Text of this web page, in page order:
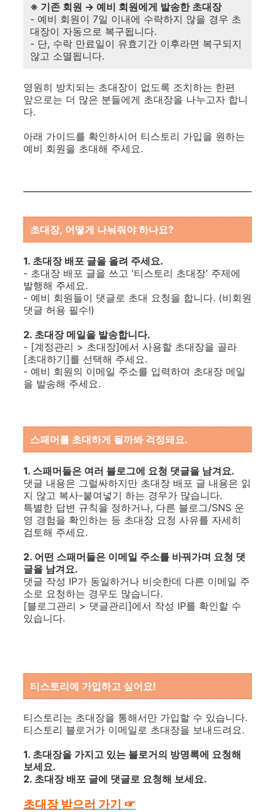
※ 기존 회원 → 예비 회원에게 발송한 초대장
- 예비 회원이 7일 이내에 수락하지 않을 경우 초
대장이 자동으로 복구됩니다.
- 단, 수락 만료일이 유효기간 이후라면 복구되지
않고 소멸됩니다.
영원히 방치되는 초대장이 없도록 조치하는 한편
앞으로는 더 많은 분들에게 초대장을 나누고자 합니
다.
아래 가이드를 확인하시어 티스토리 가입을 원하는
예비 회원을 초대해 주세요.
초대장, 어떻게 나눠줘야 하나요?
1. 초대장 배포 글을 올려 주세요.
- 초대장 배포 글을 쓰고 '티스토리 초대장' 주제에
발행해 주세요.
- 예비 회원들이 댓글로 초대 요청을 합니다. (비회원
댓글 허용 필수!)
2. 초대장 메일을 발송합니다.
- [계정관리 > 초대장]에서 사용할 초대장을 골라
[초대하기]를 선택해 주세요.
- 예비 회원의 이메일 주소를 입력하여 초대장 메일
을 발송해 주세요.
스패머를 초대하게 될까봐 걱정돼요.
1. 스패머들은 여러 블로그에 요청 댓글을 남겨요.
댓글 내용은 그럴싸하지만 초대장 배포 글 내용은 읽
지 않고 복사-붙여넣기 하는 경우가 많습니다.
특별한 답변 규칙을 정하거나, 다른 블로그/SNS 운
영 경험을 확인하는 등 초대장 요청 사유를 자세히
검토해 주세요.
2. 어떤 스패머들은 이메일 주소를 바꿔가며 요청 댓
글을 남겨요.
댓글 작성 IP가 동일하거나 비슷한데 다른 이메일 주
소로 요청하는 경우도 많습니다.
[블로그관리 > 댓글관리]에서 작성 IP를 확인할 수
있습니다.
티스토리에 가입하고 싶어요!
티스토리는 초대장을 통해서만 가입할 수 있습니다.
티스토리 블로거가 이메일로 초대장을 보내드려요.
1. 초대장을 가지고 있는 블로거의 방명록에 요청해
보세요.
2. 초대장 배포 글에 댓글로 요청해 보세요.
초대장 받으러 가기 ☞